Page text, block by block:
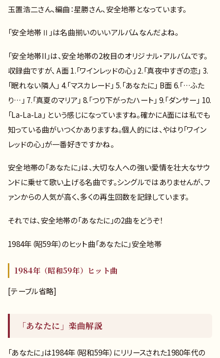
玉置浩二さん、編曲：星勝さん、安全地帯となっています。
「安全地帯Ⅱ」は名曲揃いのいいアルバムなんだよね。
「安全地帯II」は、安全地帯の2枚目のオリジナル・アルバムです。
収録曲ですが、 A面 1.「ワインレッドの心」 2.「真夜中すぎの恋」 3.
「眠れない隣人」 4.「マスカレード」 5.「あなたに」 B面 6.「…ふた
り…」 7.「真夏のマリア」 8.「つり下がったハート」 9.「ダンサー」 10.
「La-La-La」 という感じになっていますね。確かにA面には私でも
知っている曲がいつくかありますね。個人的には、やはり「ワイン
レッドの心」が一番好きですかね。
安全地帯の「あなたに」は、大切な人への強い愛情を壮大なサウ
ンドに乗せて歌い上げる名曲です。シングルではありませんが、フ
ァンからの人気が高く、多くの再生回数を記録しています。
それでは、安全地帯の「あなたに」の2曲をどうぞ！
1984年（昭59年）のヒット曲「あなたに」安全地帯
1984年（昭和59年）ヒット曲
[テーブル省略]
「あなたに」楽曲解説
「あなたに」は1984年（昭和59年）にリリースされた1980年代の